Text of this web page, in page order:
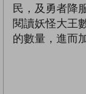
民，及勇者降
閱讀妖怪大王
的數量，進而